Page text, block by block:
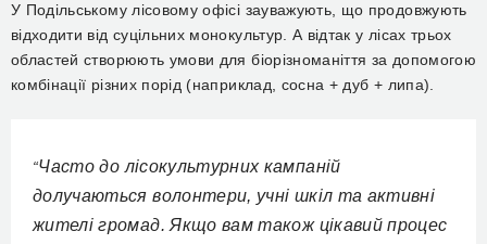
У Подільському лісовому офісі зауважують, що продовжують
відходити від суцільних монокультур. А відтак у лісах трьох
областей створюють умови для біорізноманіття за допомогою
комбінації різних порід (наприклад, сосна + дуб + липа).
“Часто до лісокультурних кампаній
долучаються волонтери, учні шкіл та активні
жителі громад. Якщо вам також цікавий процес